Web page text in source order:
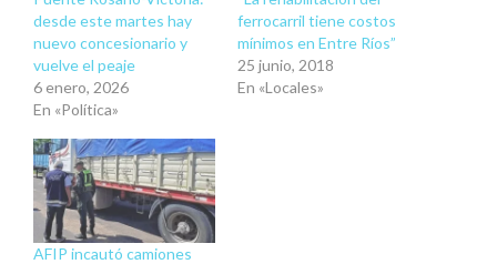
desde este martes hay
nuevo concesionario y
vuelve el peaje
6 enero, 2026
En «Política»
ferrocarril tiene costos
mínimos en Entre Ríos”
25 junio, 2018
En «Locales»
AFIP incautó camiones